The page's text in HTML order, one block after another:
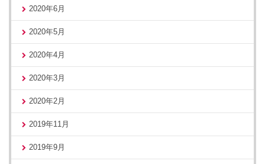
2020年6月
2020年5月
2020年4月
2020年3月
2020年2月
2019年11月
2019年9月